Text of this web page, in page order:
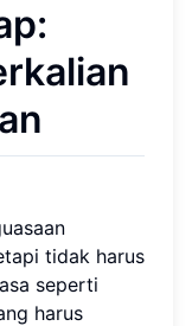
tidak harus
seperti
harus